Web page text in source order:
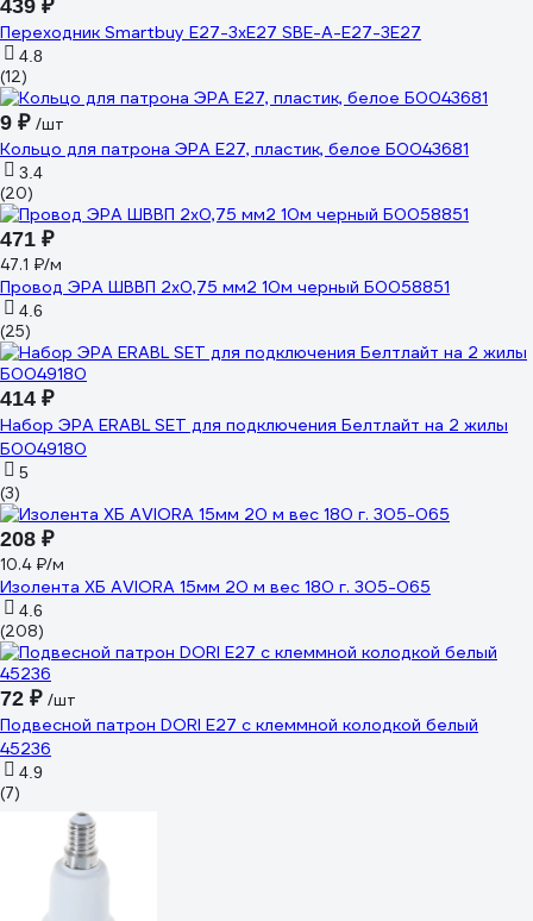
439 ₽
Переходник Smartbuy E27-3xE27 SBE-A-E27-3E27
4.8
(12)
9 ₽ /шт
Кольцо для патрона ЭРА E27, пластик, белое Б0043681
3.4
(20)
471 ₽
47.1 ₽/м
Провод ЭРА ШВВП 2x0,75 мм2 10м черный Б0058851
4.6
(25)
414 ₽
Набор ЭРА ERABL SET для подключения Белтлайт на 2 жилы
Б0049180
5
(3)
208 ₽
10.4 ₽/м
Изолента ХБ AVIORA 15мм 20 м вес 180 г. 305-065
4.6
(208)
72 ₽ /шт
Подвесной патрон DORI Е27 с клеммной колодкой белый
45236
4.9
(7)